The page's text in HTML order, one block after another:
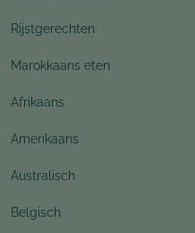
Rijstgerechten
Marokkaans eten
Afrikaans
Amerikaans
Australisch
Belgisch